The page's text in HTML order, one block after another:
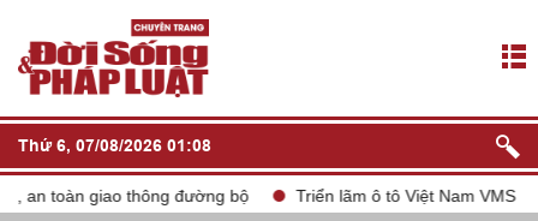
Thứ 6, 07/08/2026 01:08
toàn giao thông đường bộ Triển lãm ô tô Việt Nam VMS 2024